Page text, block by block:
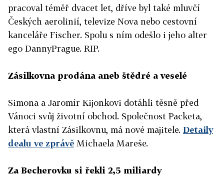
pracoval téměř dvacet let, dříve byl také mluvčí
Českých aerolinií, televize Nova nebo cestovní
kanceláře Fischer. Spolu s ním odešlo i jeho alter
ego DannyPrague. RIP.
Zásilkovna prodána aneb štědré a veselé
Simona a Jaromír Kijonkovi dotáhli těsně před
Vánoci svůj životní obchod. Společnost Packeta,
která vlastní Zásilkovnu, má nové majitele. Detaily
dealu ve zprávě Michaela Mareše.
Za Becherovku si řekli 2,5 miliardy